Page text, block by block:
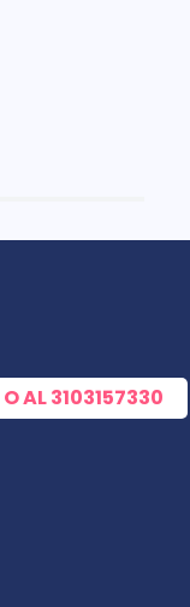
O AL3103157330